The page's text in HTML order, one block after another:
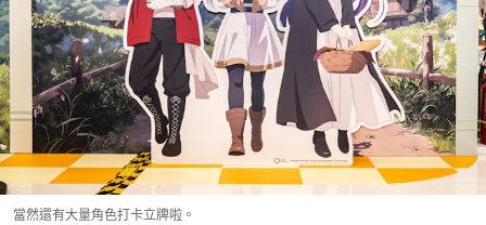
當然還有大量角色打卡立牌啦。